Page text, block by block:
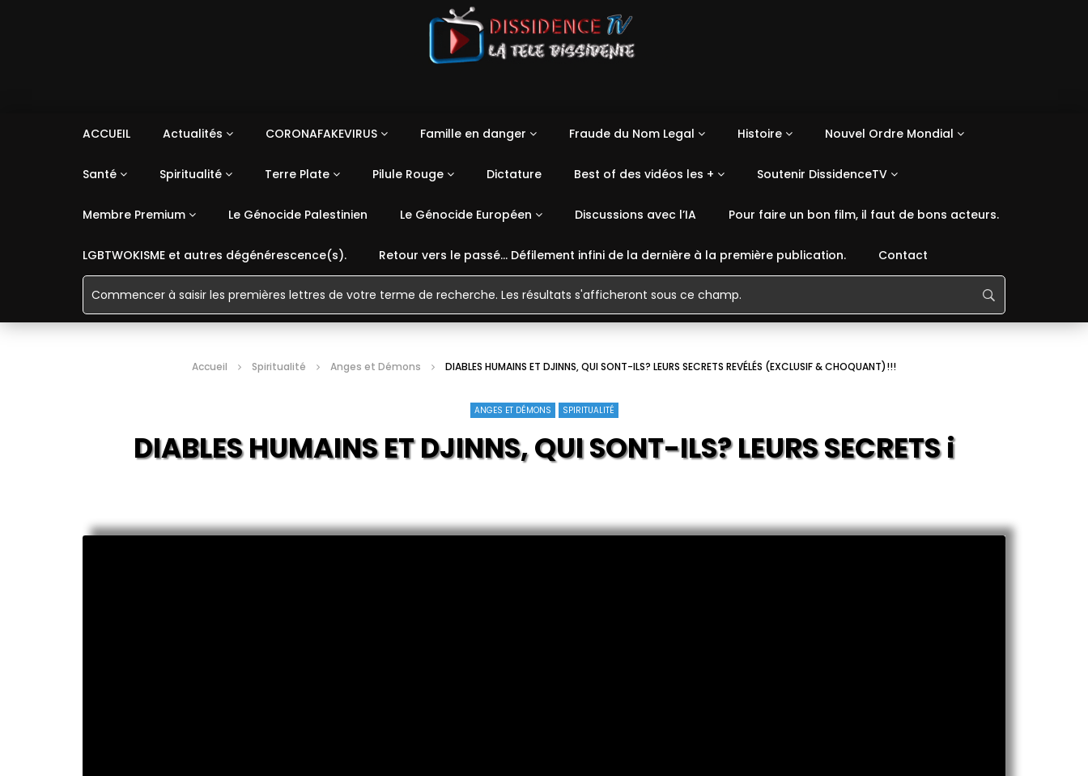
ACCUEIL Actualités CORONAFAKEVIRUS Famille en danger Fraude du Nom Legal Histoire Nouvel Ordre Mondial
Santé Spiritualité Terre Plate Pilule Rouge Dictature Best of des vidéos les + Soutenir DissidenceTV
Membre Premium Le Génocide Palestinien Le Génocide Européen Discussions avec l’IA Pour faire un bon film, il faut de bons acteurs.
LGBTWOKISME et autres dégénérescence(s). Retour vers le passé… Défilement infini de la dernière à la première publication. Contact
Accueil Spiritualité Anges et Démons DIABLES HUMAINS ET DJINNS, QUI SONT-ILS? LEURS SECRETS REVÉLÉS (EXCLUSIF & CHOQUANT)!!!
ANGES ET DÉMONS SPIRITUALITÉ
DIABLES HUMAINS ET DJINNS, QUI SONT-ILS? LEURS SECRETS